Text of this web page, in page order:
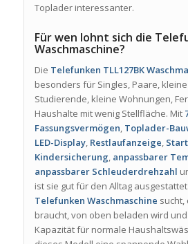
Toplader interessanter.
Für wen lohnt sich die
Waschmaschine?
Die Telefunken TLL127BK
besonders für Singles, Paare,
Studierende, kleine Wohnungen,
Haushalte mit wenig Stellfläche. Mit
Fassungsvermögen, Toplader-
LED-Display, Restlaufanzeige,
Kindersicherung, anpassbarer
anpassbarer Schleuderdrehzahl
ist sie gut für den Alltag
Telefunken Waschmaschine sucht,
braucht, von oben beladen wird
Kapazität für normale